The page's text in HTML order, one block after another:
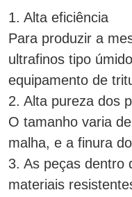
1. Alta eficiência
Para produzir a
ultrafinos tipo
equipamento de
2. Alta pureza dos
O tamanho varia
malha, e a finura
3. As peças dentro
materiais